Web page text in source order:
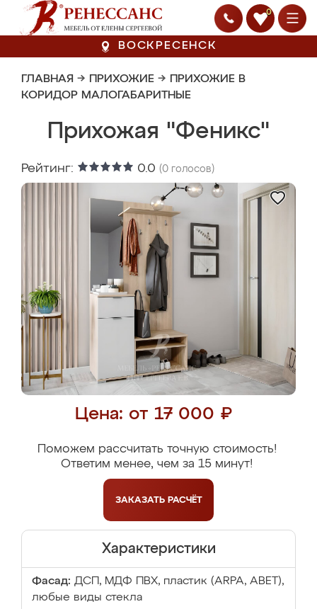
0
ВОСКРЕСЕНСК
ГЛАВНАЯ → ПРИХОЖИЕ → ПРИХОЖИЕ В
КОРИДОР МАЛОГАБАРИТНЫЕ
Прихожая "Феникс"
Рейтинг: 0.0 (0 голосов)
Цена: от 17 000 ₽
Поможем рассчитать точную стоимость!
Ответим менее, чем за 15 минут!
ЗАКАЗАТЬ РАСЧЁТ
Характеристики
Фасад: ДСП, МДФ ПВХ, пластик (ARPA, ABET),
любые виды стекла